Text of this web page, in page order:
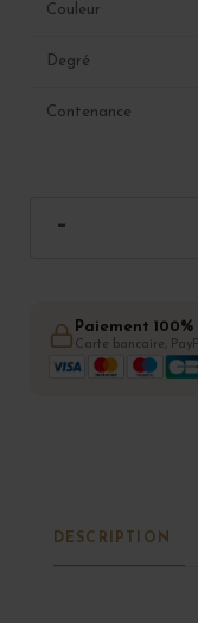
Couleur
Degré
Contenance
Paiement 100%
Carte bancaire,
DESCRIPTION